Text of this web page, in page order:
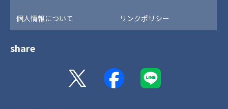
個人情報について リンクポリシー
share